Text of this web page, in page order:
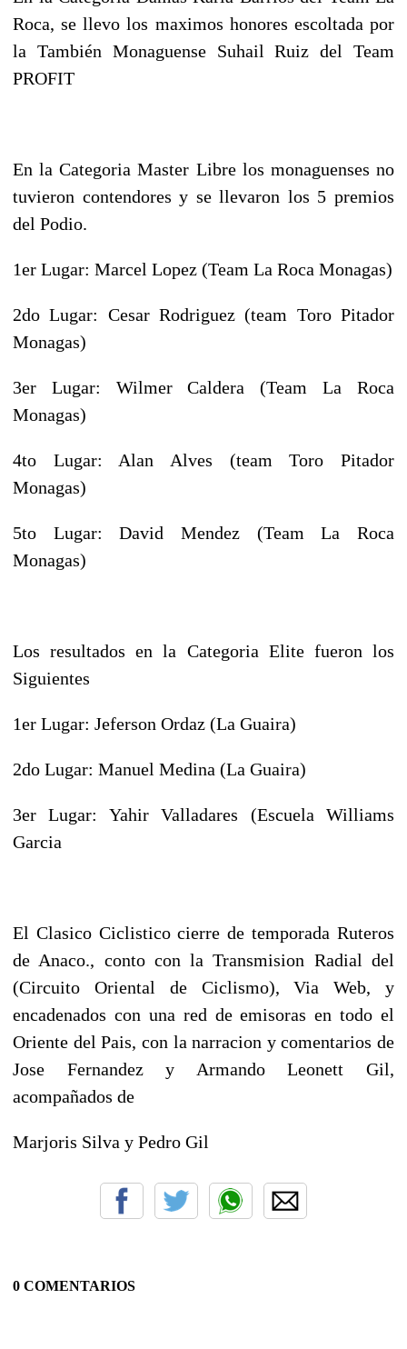
Roca, se llevo los maximos honores escoltada por
la También Monaguense Suhail Ruiz del Team
PROFIT
En la Categoria Master Libre los monaguenses no
tuvieron contendores y se llevaron los 5 premios
del Podio.
1er Lugar: Marcel Lopez (Team La Roca Monagas)
2do Lugar: Cesar Rodriguez (team Toro Pitador
Monagas)
3er Lugar: Wilmer Caldera (Team La Roca
Monagas)
4to Lugar: Alan Alves (team Toro Pitador
Monagas)
5to Lugar: David Mendez (Team La Roca
Monagas)
Los resultados en la Categoria Elite fueron los
Siguientes
1er Lugar: Jeferson Ordaz (La Guaira)
2do Lugar: Manuel Medina (La Guaira)
3er Lugar: Yahir Valladares (Escuela Williams
Garcia
El Clasico Ciclistico cierre de temporada Ruteros
de Anaco., conto con la Transmision Radial del
(Circuito Oriental de Ciclismo), Via Web, y
encadenados con una red de emisoras en todo el
Oriente del Pais, con la narracion y comentarios de
Jose Fernandez y Armando Leonett Gil,
acompañados de
Marjoris Silva y Pedro Gil
0 COMENTARIOS